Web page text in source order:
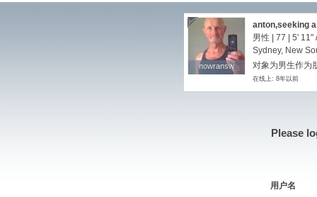
nowransw
nowransw
anton,seeking
男性 | 77 | 5' 11"
Sydney, New
对象为男生作为
在线上: 8年以前
Please
用户名